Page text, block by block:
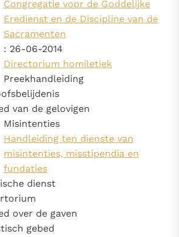
"De stad is zowel een gave als
Augustinus toont ons de noodzaak om
toe te keren.
stelt heel veel belangrijke
van de Rooms
in het Nederlands beschikbaar
van donaties.
Congregatie voor de Goddelijke
Eredienst en de Discipline van de
Sacramenten
: 26-06-2014
Directorium homiletiek
Preekhandleiding
van de gelovigen
Misintenties
Handleiding ten dienste van
misintenties, misstipendia en
fundaties
dienst
over de gaven
gebed